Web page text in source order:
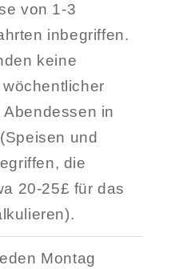
von 1-3
inbegriffen.
keine
in
und
die
20-25£ für das
Montag